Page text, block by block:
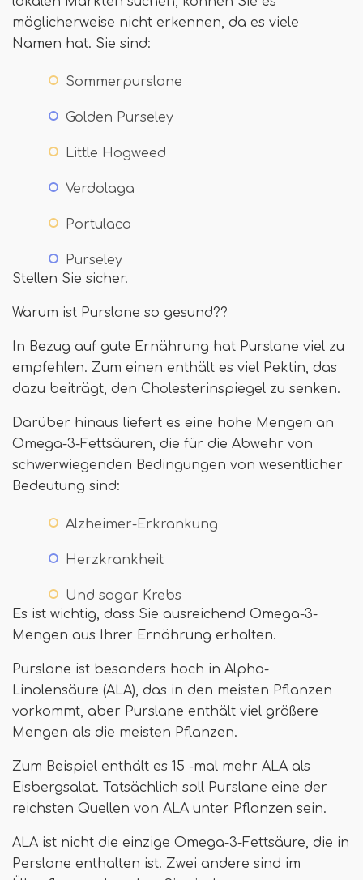
möglicherweise nicht erkennen, da es viele
Namen hat. Sie sind:
Sommerpurslane
Golden Purseley
Little Hogweed
Verdolaga
Portulaca
Purseley
Stellen Sie sicher.
Warum ist Purslane so gesund??
In Bezug auf gute Ernährung hat Purslane viel zu
empfehlen. Zum einen enthält es viel Pektin, das
dazu beiträgt, den Cholesterinspiegel zu senken.
Darüber hinaus liefert es eine hohe Mengen an
Omega-3-Fettsäuren, die für die Abwehr von
schwerwiegenden Bedingungen von wesentlicher
Bedeutung sind:
Alzheimer-Erkrankung
Herzkrankheit
Und sogar Krebs
Es ist wichtig, dass Sie ausreichend Omega-3-
Mengen aus Ihrer Ernährung erhalten.
Purslane ist besonders hoch in Alpha-
Linolensäure (ALA), das in den meisten Pflanzen
vorkommt, aber Purslane enthält viel größere
Mengen als die meisten Pflanzen.
Zum Beispiel enthält es 15 -mal mehr ALA als
Eisbergsalat. Tatsächlich soll Purslane eine der
reichsten Quellen von ALA unter Pflanzen sein.
ALA ist nicht die einzige Omega-3-Fettsäure, die in
Perslane enthalten ist. Zwei andere sind im